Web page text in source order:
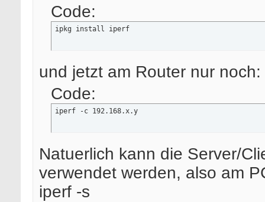
Code:
ipkg install iperf
und jetzt am Router nur noch:
Code:
iperf -c 192.168.x.y
Natuerlich kann die Server/
verwendet werden, also am
iperf -s